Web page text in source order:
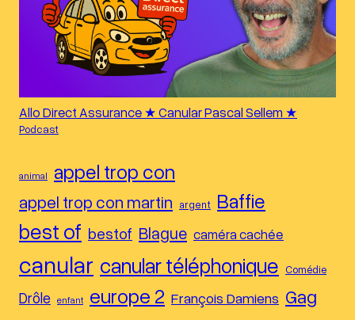
Allo Direct Assurance ★ Canular Pascal Sellem ★
Podcast
animal appel trop con
appel trop con martin argent Baffie
best of bestof Blague caméra cachée
canular canular téléphonique Comédie
Drôle enfant europe 2 François Damiens Gag